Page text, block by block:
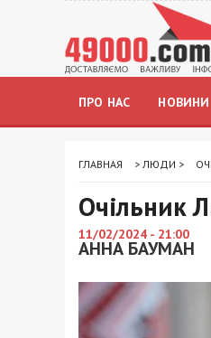
ПРО НАС НОВИНИ
ГЛАВНАЯ > ЛЮДИ >
Очільник
11/02/2024 - 21:00
АННА БАУМАН